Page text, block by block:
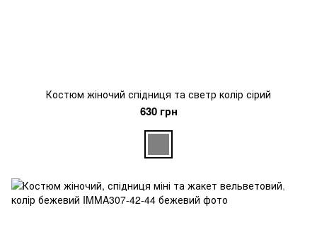
Костюм жіночий спідниця та светр колір сірий
630 грн